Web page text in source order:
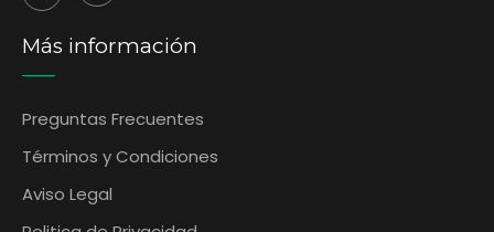
Más información
Preguntas Frecuentes
‎Términos y Condiciones
Aviso Legal